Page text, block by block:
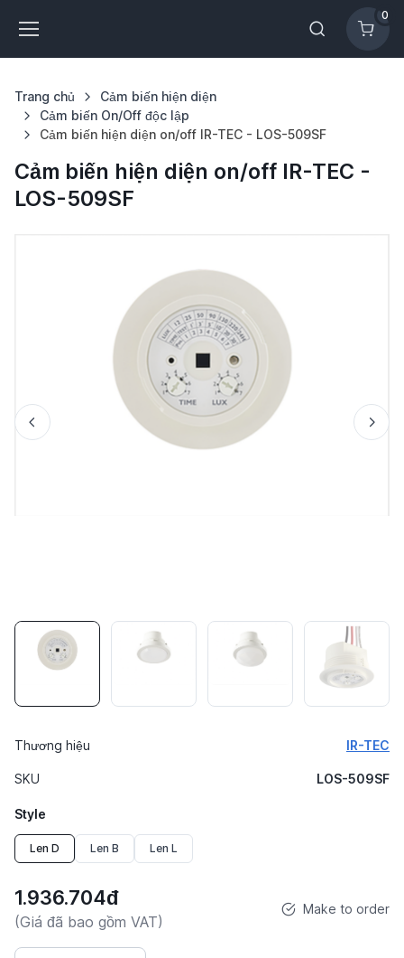
0
Trang chủ
Cảm biến hiện diện
Cảm biến On/Off độc lập
Cảm biến hiện diện on/off IR-TEC - LOS-509SF
Cảm biến hiện diện on/off IR-TEC -
LOS-509SF
Thương hiệu IR-TEC
SKU LOS-509SF
Style
Len D Len B Len L
1.936.704đ
(Giá đã bao gồm VAT)
Make to order